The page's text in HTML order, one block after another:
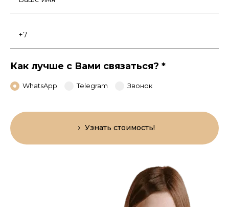
имя
Номер
телефона
Как лучше с Вами связаться? *
WhatsApp Telegram Звонок
Узнать стоимость!